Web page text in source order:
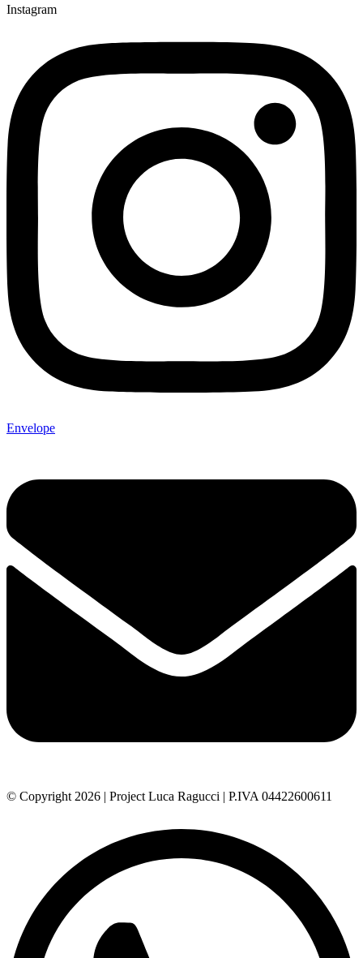
Instagram
Envelope
© Copyright 2026 | Project Luca Ragucci | P.IVA 04422600611